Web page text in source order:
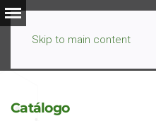
Skip to main content
Catálogo